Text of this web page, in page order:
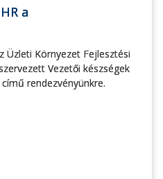
a
Üzleti Környezet Fejlesztési
Vezetői készségek
rendezvényünkre.